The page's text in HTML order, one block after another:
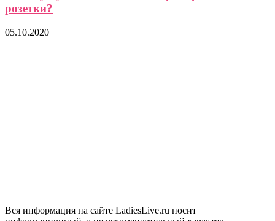
розетки?
05.10.2020
Вся информация на сайте LadiesLive.ru носит